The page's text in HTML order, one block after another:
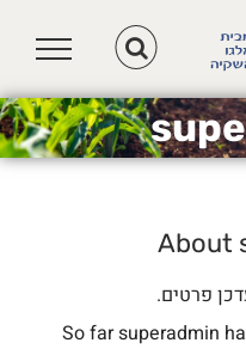
About
פרטים.
So far superadmin